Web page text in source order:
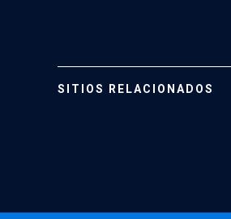
SITIOS RELACIONADOS